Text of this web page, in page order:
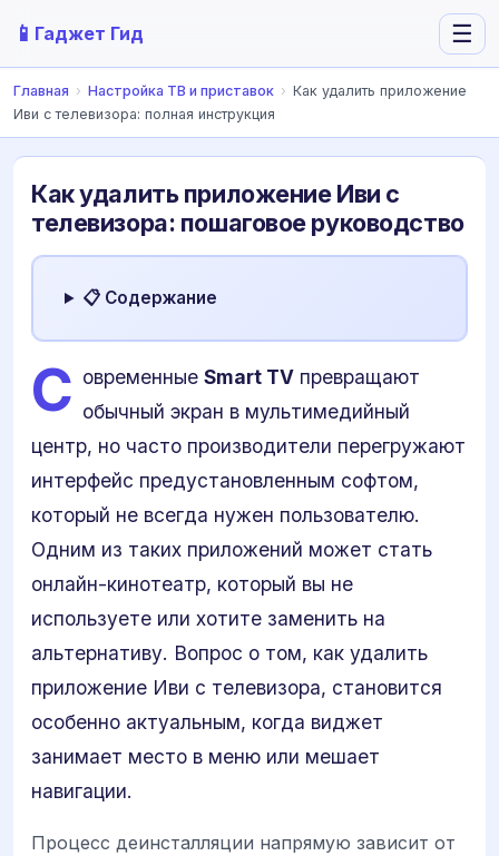
📱 Гаджет Гид ☰
Главная › Настройка ТВ и приставок › Как удалить приложение
Иви с телевизора: полная инструкция
Как удалить приложение Иви с
телевизора: пошаговое руководство
📋 Содержание
С овременные Smart TV превращают
обычный экран в мультимедийный
центр, но часто производители перегружают
интерфейс предустановленным софтом,
который не всегда нужен пользователю.
Одним из таких приложений может стать
онлайн-кинотеатр, который вы не
используете или хотите заменить на
альтернативу. Вопрос о том, как удалить
приложение Иви с телевизора, становится
особенно актуальным, когда виджет
занимает место в меню или мешает
навигации.
Процесс деинсталляции напрямую зависит от